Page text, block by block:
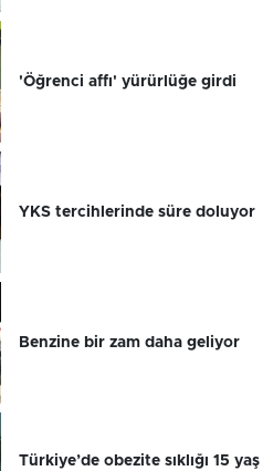
'Öğrenci affı' yürürlüğe girdi
YKS tercihlerinde süre doluyor
Benzine bir zam daha geliyor
Türkiye’de obezite sıklığı 15 yaş